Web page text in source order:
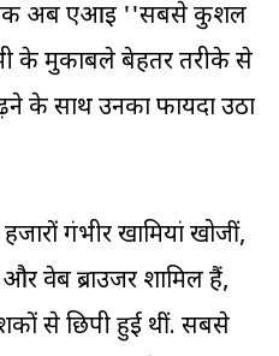
अब एआइ ''सबसे कुशल
के मुकाबले बेहतर तरीके से
के साथ उनका फायदा उठा
गंभीर खामियां खोजीं,
वेब ब्राउजर शामिल हैं,
से छिपी हुई थीं. सबसे